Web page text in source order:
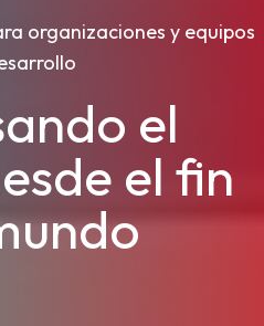
organizaciones y equipos
el
el fin